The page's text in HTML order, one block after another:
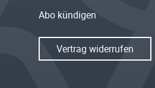
Abo kündigen
Vertrag widerrufen